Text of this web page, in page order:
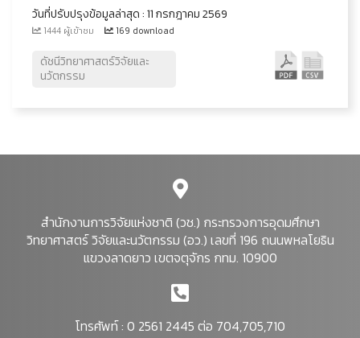
วันที่ปรับปรุงข้อมูลล่าสุด : 11 กรกฎาคม 2569
1444 ผู้เข้าชม 169 download
ดัชนีวิทยาศาสตร์วิจัยและ
นวัตกรรม
สำนักงานการวิจัยแห่งชาติ (วช.) กระทรวงการอุดมศึกษา
วิทยาศาสตร์ วิจัยและนวัตกรรม (อว.) เลขที่ 196 ถนนพหลโยธิน
แขวงลาดยาว เขตจตุจักร กทม. 10900
โทรศัพท์ : 0 2561 2445 ต่อ 704,705,710